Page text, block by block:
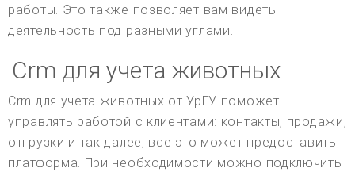
работы. Это также позволяет вам видеть
деятельность под разными углами.
Crm для учета животных
Crm для учета животных от УрГУ поможет
управлять работой с клиентами: контакты, продажи,
отгрузки и так далее, все это может предоставить
платформа. При необходимости можно подключить